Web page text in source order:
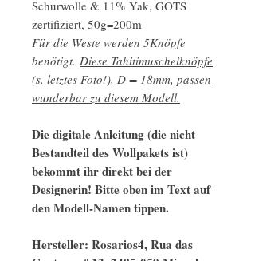
Schurwolle & 11% Yak, GOTS
zertifiziert, 50g=200m
Für die Weste werden 5Knöpfe
benötigt. Diese Tahitimuschelknöpfe
(s. letztes Foto!), D = 18mm, passen
wunderbar zu diesem Modell.
Die digitale Anleitung (die nicht
Bestandteil des Wollpakets ist)
bekommt ihr direkt bei der
Designerin! Bitte oben im Text auf
den Modell-Namen tippen.
Hersteller: Rosarios4, Rua das